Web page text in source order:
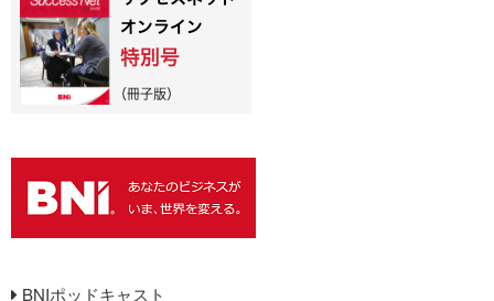
BNIポッドキャスト